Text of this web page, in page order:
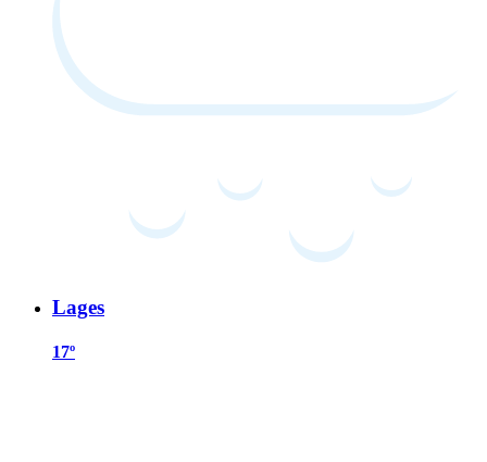
Lages
17º